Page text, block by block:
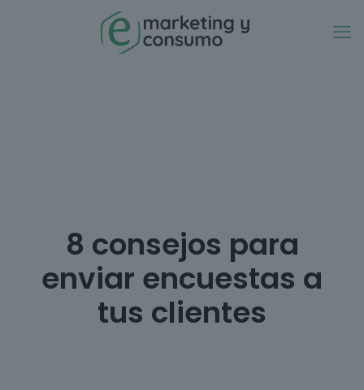
8 consejos para
enviar encuestas a
tus clientes